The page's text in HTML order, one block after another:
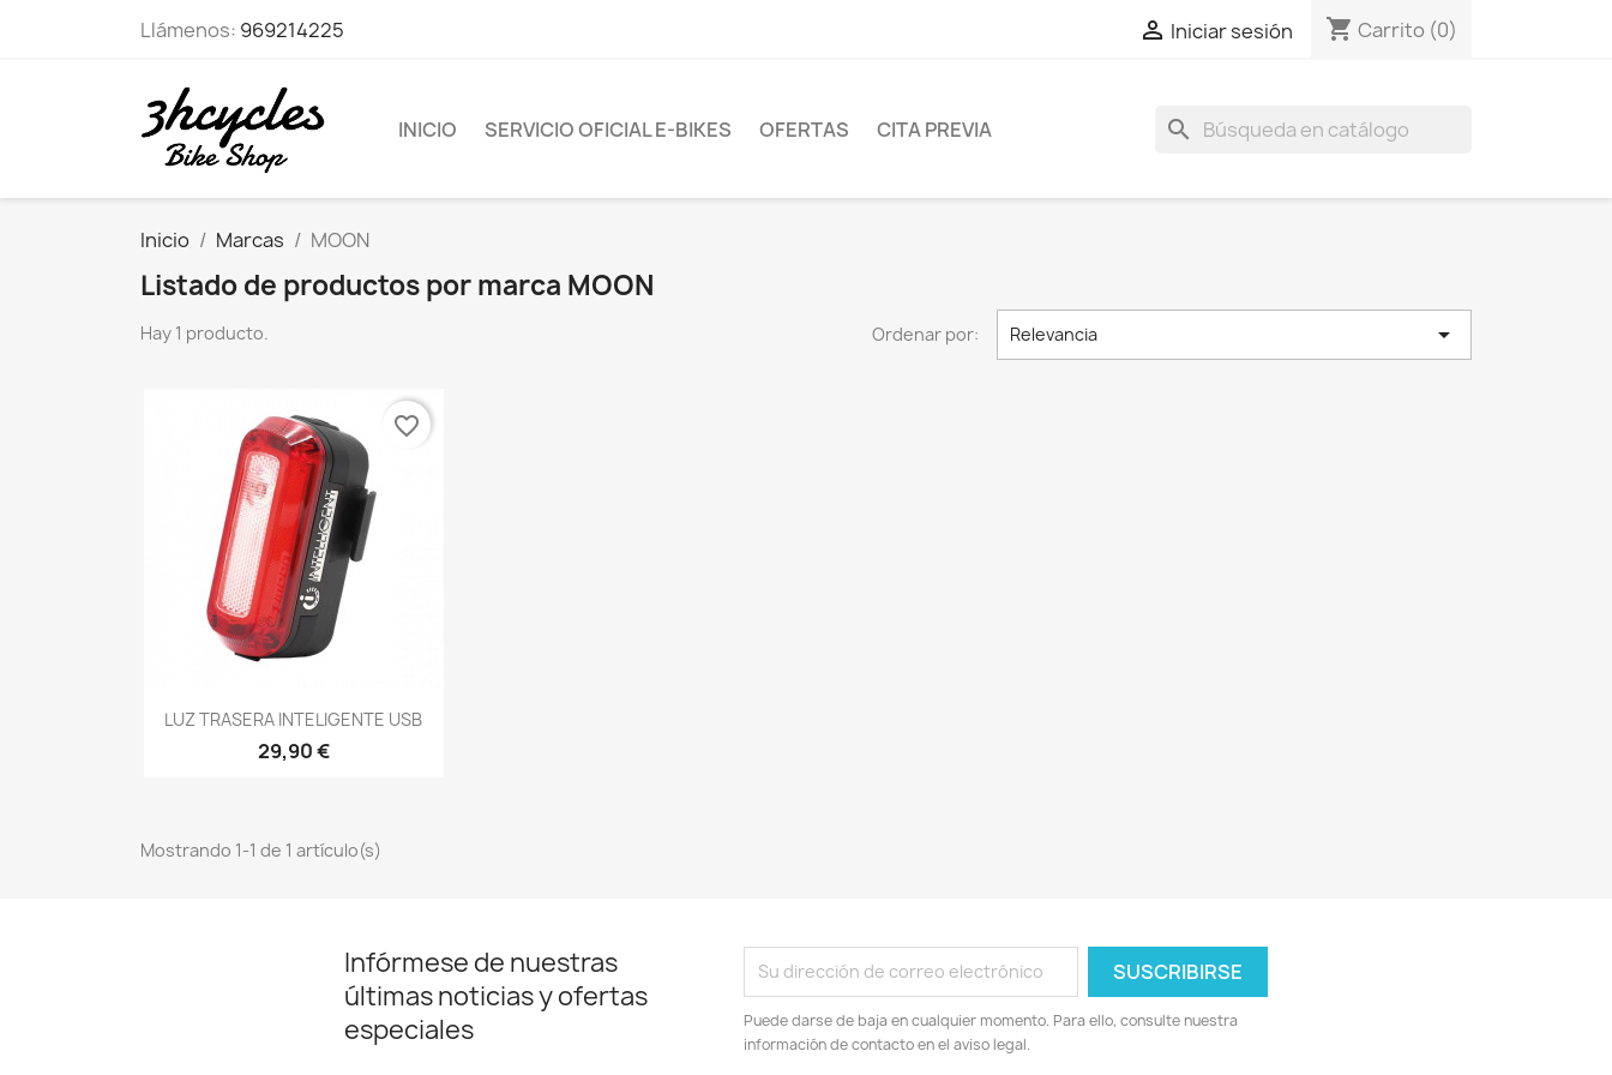
Llámenos: 969214225  Iniciar sesión shopping_cart Carrito (0)
INICIO SERVICIO OFICIAL E-BIKES OFERTAS CITA PREVIA search
Inicio Marcas MOON
Listado de productos por marca MOON
Hay 1 producto. Ordenar por: Relevancia 
Vista rápida
LUZ TRASERA INTELIGENTE USB
29,90 €
favorite_border
Mostrando 1-1 de 1 artículo(s)
Infórmese de nuestras
últimas noticias y ofertas
especiales
Puede darse de baja en cualquier momento. Para ello, consulte nuestra
información de contacto en el aviso legal.